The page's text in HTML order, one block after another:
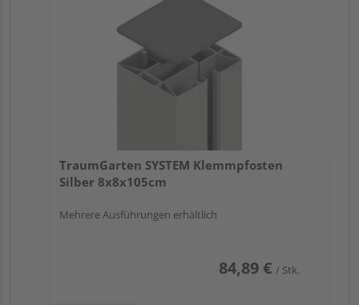
TraumGarten SYSTEM Klemmpfosten
Silber 8x8x105cm
Mehrere Ausführungen erhältlich
84,89 € / Stk.